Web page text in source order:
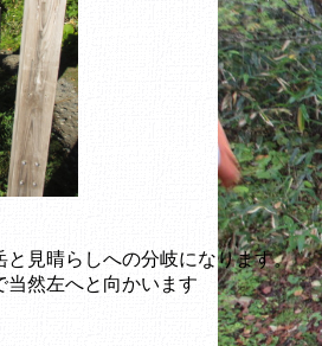
と見晴らしへの分岐になります。
当然左へと向かいます